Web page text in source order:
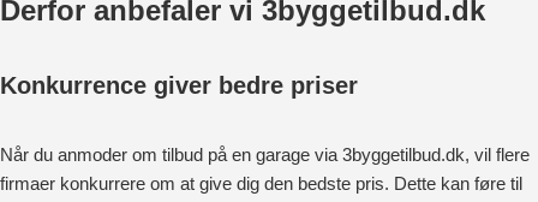
Derfor anbefaler vi 3byggetilbud.dk
Konkurrence giver bedre priser
Når du anmoder om tilbud på en garage via 3byggetilbud.dk, vil flere
firmaer konkurrere om at give dig den bedste pris. Dette kan føre til